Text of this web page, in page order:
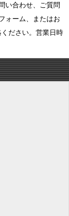
い合わせ、ご質問
ォーム、またはお
ださい。営業日時